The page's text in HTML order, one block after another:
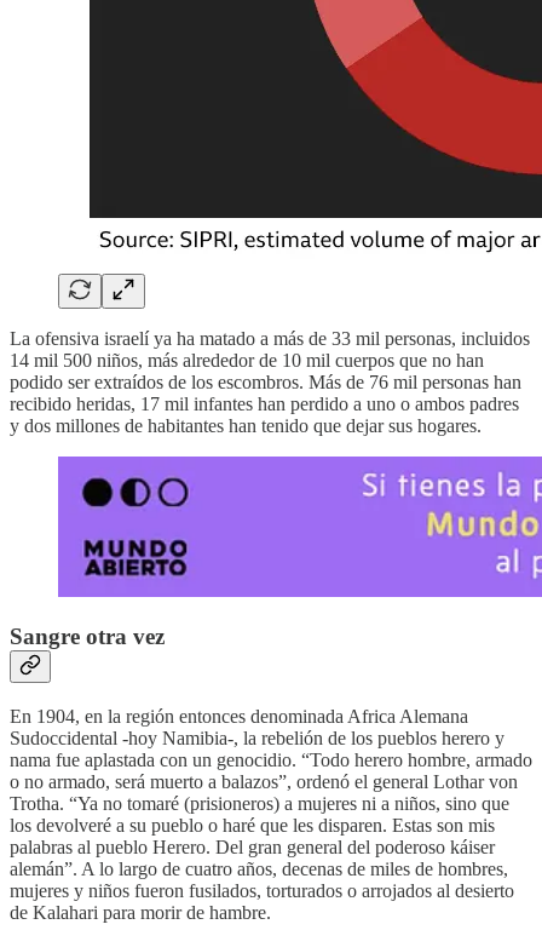
La ofensiva israelí ya ha matado a más de 33 mil personas, incluidos
14 mil 500 niños, más alrededor de 10 mil cuerpos que no han
podido ser extraídos de los escombros. Más de 76 mil personas han
recibido heridas, 17 mil infantes han perdido a uno o ambos padres
y dos millones de habitantes han tenido que dejar sus hogares.
Sangre otra vez
En 1904, en la región entonces denominada Africa Alemana
Sudoccidental -hoy Namibia-, la rebelión de los pueblos herero y
nama fue aplastada con un genocidio. “Todo herero hombre, armado
o no armado, será muerto a balazos”, ordenó el general Lothar von
Trotha. “Ya no tomaré (prisioneros) a mujeres ni a niños, sino que
los devolveré a su pueblo o haré que les disparen. Estas son mis
palabras al pueblo Herero. Del gran general del poderoso káiser
alemán”. A lo largo de cuatro años, decenas de miles de hombres,
mujeres y niños fueron fusilados, torturados o arrojados al desierto
de Kalahari para morir de hambre.